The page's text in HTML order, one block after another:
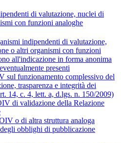
di valutazione, nuclei di
con funzioni analoghe
indipendenti di valutazione,
o altri organismi con funzioni
all'indicazione in forma anonima
presenti
sul funzionamento complessivo del
trasparenza e integrità dei
14, c. 4, lett. a, d.lgs. n. 150/2009)
di validazione della Relazione
o di altra struttura analoga
obblighi di pubblicazione